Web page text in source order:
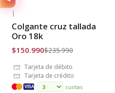
Envío Gratis
|
Colgante cruz tallada
Oro 18k
$150.990$235.990
Tarjeta de débito
Tarjeta de crédito
VISA
cuotas